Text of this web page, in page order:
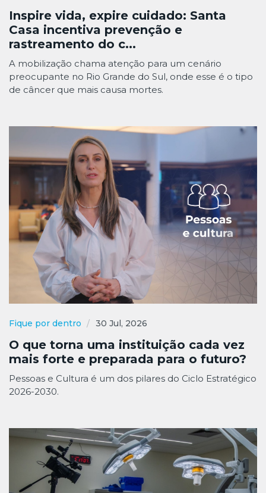
Inspire vida, expire cuidado: Santa
Casa incentiva prevenção e
rastreamento do c...
A mobilização chama atenção para um cenário
preocupante no Rio Grande do Sul, onde esse é o tipo
de câncer que mais causa mortes.
Fique por dentro 30 Jul, 2026
O que torna uma instituição cada vez
mais forte e preparada para o futuro?
Pessoas e Cultura é um dos pilares do Ciclo Estratégico
2026-2030.